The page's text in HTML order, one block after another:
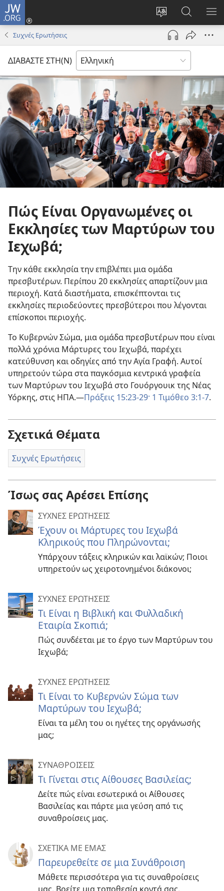
JW.ORG
Αλλαγή
γλώσσας
ιστότοπου
Σύνδεση
(ανοίγει
παράθυρο)
στο
JW.ORG
Συχνές Ερωτήσεις
ΔΙΑΒΑΣΤΕ ΣΤΗ(Ν)
Πώς Είναι Οργανωμένες οι
Εκκλησίες των Μαρτύρων του
Ιεχωβά;
Την κάθε εκκλησία την επιβλέπει μια ομάδα
πρεσβυτέρων. Περίπου 20 εκκλησίες απαρτίζουν μια
περιοχή. Κατά διαστήματα, επισκέπτονται τις
εκκλησίες περιοδεύοντες πρεσβύτεροι που λέγονται
επίσκοποι περιοχής.
Το Κυβερνών Σώμα, μια ομάδα πρεσβυτέρων που είναι
πολλά χρόνια Μάρτυρες του Ιεχωβά, παρέχει
κατεύθυνση και οδηγίες από την Αγία Γραφή. Αυτοί
υπηρετούν τώρα στα παγκόσμια κεντρικά γραφεία
των Μαρτύρων του Ιεχωβά στο Γουόργουικ της Νέας
Υόρκης, στις ΗΠΑ.​—Πράξεις 15:23-29· 1 Τιμόθεο 3:1-7.
Σχετικά Θέματα
Συχνές Ερωτήσεις
Ίσως σας Αρέσει Επίσης
ΣΥΧΝΕΣ ΕΡΩΤΗΣΕΙΣ
Έχουν οι Μάρτυρες του Ιεχωβά
Κληρικούς που Πληρώνονται;
Υπάρχουν τάξεις κληρικών και λαϊκών; Ποιοι
υπηρετούν ως χειροτονημένοι διάκονοι;
ΣΥΧΝΕΣ ΕΡΩΤΗΣΕΙΣ
Τι Είναι η Βιβλική και Φυλλαδική
Εταιρία Σκοπιά;
Πώς συνδέεται με το έργο των Μαρτύρων του
Ιεχωβά;
ΣΥΧΝΕΣ ΕΡΩΤΗΣΕΙΣ
Τι Είναι το Κυβερνών Σώμα των
Μαρτύρων του Ιεχωβά;
Είναι τα μέλη του οι ηγέτες της οργάνωσής
μας;
ΣΥΝΑΘΡΟΙΣΕΙΣ
Τι Γίνεται στις Αίθουσες Βασιλείας;
Δείτε πώς είναι εσωτερικά οι Αίθουσες
Βασιλείας και πάρτε μια γεύση από τις
συναθροίσεις μας.
ΣΧΕΤΙΚΑ ΜΕ ΕΜΑΣ
Παρευρεθείτε σε μια Συνάθροιση
Μάθετε περισσότερα για τις συναθροίσεις
μας. Βρείτε μια τοποθεσία κοντά σας.